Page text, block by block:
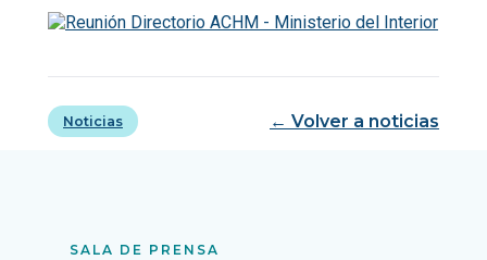
Noticias ← Volver a noticias
SALA DE PRENSA